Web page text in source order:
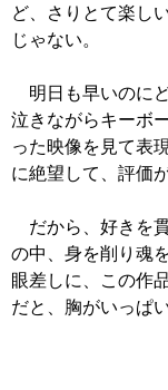
ど、さりとて楽し
じゃない。
明日も早いのに
泣きながらキーボ
った映像を見て表
に絶望して、評価
だから、好きを
の中、身を削り魂
眼差しに、この作
だと、胸がいっぱ